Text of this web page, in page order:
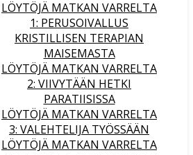
LÖYTÖJÄ MATKAN VARRELTA
1: PERUSOIVALLUS
KRISTILLISEN TERAPIAN
MAISEMASTA
LÖYTÖJÄ MATKAN VARRELTA
2: VIIVYTÄÄN HETKI
PARATIISISSA
LÖYTÖJÄ MATKAN VARRELTA
3: VALEHTELIJA TYÖSSÄÄN
LÖYTÖJÄ MATKAN VARRELTA